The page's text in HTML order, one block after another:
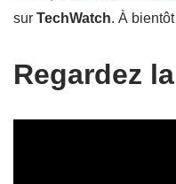
sur TechWatch. À bientôt
Regardez